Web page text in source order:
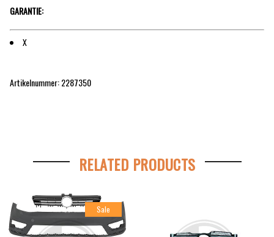
GARANTIE:
X
Artikelnummer: 2287350
RELATED PRODUCTS
Sale